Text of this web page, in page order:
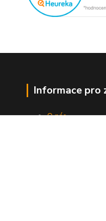
Informace pro
O nás